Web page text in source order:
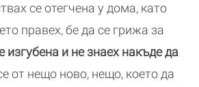
се отегчена у дома, като
правех, бе да се грижа за
изгубена и не знаех накъде да
от нещо ново, нещо, което да